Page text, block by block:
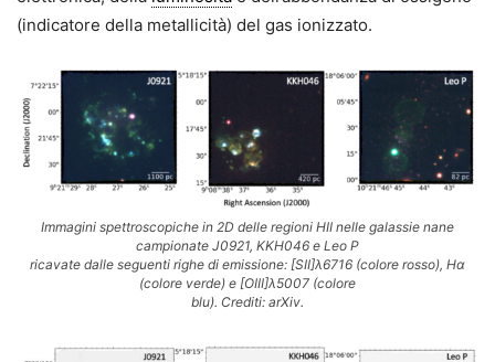
(indicatore della metallicità) del gas ionizzato.
Immagini spettroscopiche in 2D delle regioni HII nelle galassie nane
campionate J0921, KKH046 e Leo P
ricavate dalle seguenti righe di emissione: [SII]λ6716 (colore rosso), Hα
(colore verde) e [OIII]λ5007 (colore
blu). Crediti: arXiv.